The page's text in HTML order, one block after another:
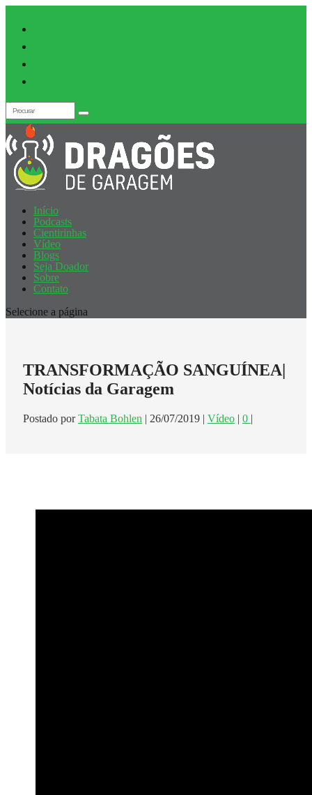
Início
Podcasts
Cientirinhas
Vídeo
Blogs
Seja Doador
Sobre
Contato
Selecione a página
TRANSFORMAÇÃO SANGUÍNEA|
Notícias da Garagem
Postado porTabata Bohlen | 26/07/2019 | Vídeo | 0 |